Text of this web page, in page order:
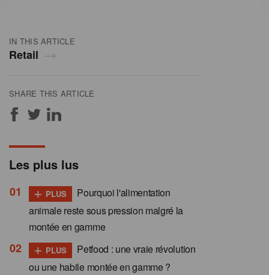
IN THIS ARTICLE
Retail
SHARE THIS ARTICLE
Les plus lus
+ PLUS
Pourquoi l'alimentation
animale reste sous pression malgré la
montée en gamme
+ PLUS
Petfood : une vraie révolution
ou une habile montée en gamme ?